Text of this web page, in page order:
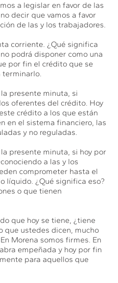
a legislar en favor de las
decir que vamos a favor
de las y los trabajadores.
corriente. ¿Qué significa
podrá disponer como una
por fin el crédito que se
terminarlo.
presente minuta, si
oferentes del crédito. Hoy
crédito a los que están
en el sistema financiero, las
y no reguladas.
presente minuta, si hoy por
a las y los
comprometer hasta el
líquido. ¿Qué significa eso?
o que tienen
que hoy se tiene, ¿tiene
que ustedes dicen, mucho
Morena somos firmes. En
empeñada y hoy por fin
para aquellos que